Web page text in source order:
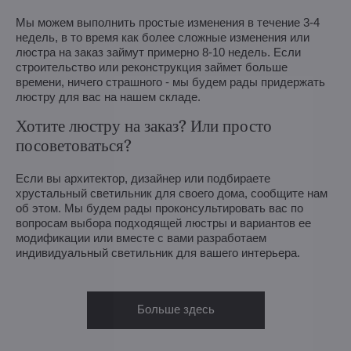
Мы можем выполнить простые изменения в течение 3-4
недель, в то время как более сложные изменения или
люстра на заказ займут примерно 8-10 недель. Если
строительство или реконструкция займет больше
времени, ничего страшного - мы будем рады придержать
люстру для вас на нашем складе.
Хотите люстру на заказ? Или просто
посоветоваться?
Если вы архитектор, дизайнер или подбираете
хрустальный светильник для своего дома, сообщите нам
об этом. Мы будем рады проконсультировать вас по
вопросам выбора подходящей люстры и вариантов ее
модификации или вместе с вами разработаем
индивидуальный светильник для вашего интерьера.
Больше здесь